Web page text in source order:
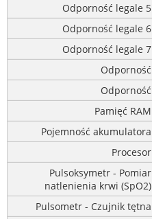
Odporność legale 5
Odporność legale 6
Odporność legale 7
Odporność
Odporność
Pamięć RAM
Pojemność akumulatora
Procesor
Pulsoksymetr - Pomiar
natlenienia krwi (SpO2)
Pulsometr - Czujnik tętna